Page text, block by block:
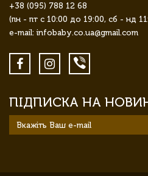
+38 (095) 788 12 68
(пн - пт с 10:00 до 19:00, сб - нд
e-mail: infobaby.co.ua@gmail.com
ПІДПИСКА НА